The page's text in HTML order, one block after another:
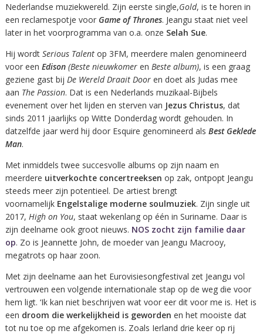
Nederlandse muziekwereld. Zijn eerste single,Gold, is te horen in
een reclamespotje voor Game of Thrones. Jeangu staat niet veel
later in het voorprogramma van o.a. onze Selah Sue.
Hij wordt Serious Talentop 3FM, meerdere malen genomineerd
voor een Edison(Beste nieuwkomer en Beste album), is een graag
geziene gast bij De Wereld Draait Dooren doet als Judas mee
aan The Passion. Dat is een Nederlands muzikaal-Bijbels
evenement over het lijden en sterven van Jezus Christus, dat
sinds 2011 jaarlijks op Witte Donderdag wordt gehouden. In
datzelfde jaar werd hij door Esquire genomineerd als Best Geklede
Man.
Met inmiddels twee succesvolle albums op zijn naam en
meerdere uitverkochte concertreeksen op zak, ontpopt Jeangu
steeds meer zijn potentieel. De artiest brengt
voornamelijk Engelstalige moderne soulmuziek. Zijn single uit
2017, High on You, staat wekenlang op één in Suriname. Daar is
zijn deelname ook groot nieuws. NOS zocht zijn familie daar
op. Zo is Jeannette John, de moeder van Jeangu Macrooy,
megatrots op haar zoon.
Met zijn deelname aan het Eurovisiesongfestival zet Jeangu vol
vertrouwen een volgende internationale stap op de weg die voor
hem ligt. ‘Ik kan niet beschrijven wat voor eer dit voor me is. Het is
een droom die werkelijkheid is geworden en het mooiste dat
tot nu toe op me afgekomen is. Zoals Ierland drie keer op rij